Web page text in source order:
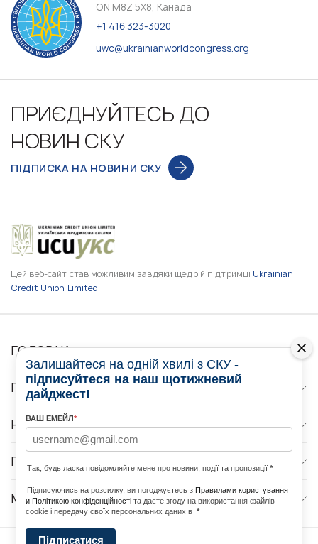
ON M8Z 5X8, Канада
+1 416 323-3020
uwc@ukrainianworldcongress.org
ПРИЄДНУЙТЕСЬ ДО
НОВИН СКУ
ПІДПИСКА НА НОВИНИ СКУ
Цей веб-сайт став можливим завдяки щедрій підтримці Ukrainian
Credit Union Limited
ГОЛОВНА
ПРО НАС
НОВИНИ
ПРОГРАМИ
МЕДІА КОНТАКТИ
Залишайтеся на одній хвилі з СКУ -
підписуйтеся на наш щотижневий
дайджест!
ВАШ ЕМЕЙЛ*
Так, будь ласка повідомляйте мене про новини, події та пропозиції *
Підписуючись на розсилку, ви погоджуєтесь з Правилами користування
и Політикою конфіденційності та даєте згоду на використання файлів
cookie і передачу своїх персональних даних в *
Підписатися